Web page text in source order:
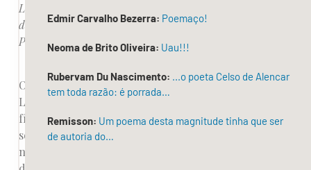
Labirintos
da
Palavra
O
Lançamento
físico
será
no
Edmir Carvalho Bezerra: Poemaço!
Neoma de Brito Oliveira: Uau!!!
Rubervam Du Nascimento: ...o poeta Celso de Alencar
tem toda razão: é porrada…
Remisson: Um poema desta magnitude tinha que ser
de autoria do…